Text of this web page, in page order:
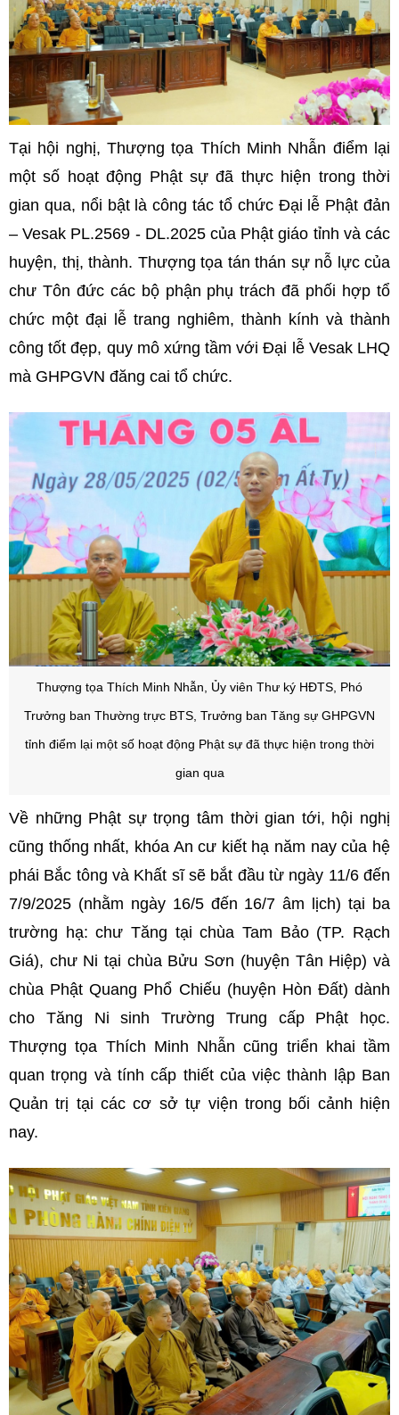
Tại hội nghị, Thượng tọa Thích Minh Nhẫn điểm lại
một số hoạt động Phật sự đã thực hiện trong thời
gian qua, nổi bật là công tác tổ chức Đại lễ Phật đản
– Vesak PL.2569 - DL.2025 của Phật giáo tỉnh và các
huyện, thị, thành. Thượng tọa tán thán sự nỗ lực của
chư Tôn đức các bộ phận phụ trách đã phối hợp tổ
chức một đại lễ trang nghiêm, thành kính và thành
công tốt đẹp, quy mô xứng tầm với Đại lễ Vesak LHQ
mà GHPGVN đăng cai tổ chức.
Thượng tọa Thích Minh Nhẫn, Ủy viên Thư ký HĐTS, Phó
Trưởng ban Thường trực BTS, Trưởng ban Tăng sự GHPGVN
tỉnh điểm lại một số hoạt động Phật sự đã thực hiện trong thời
gian qua
Về những Phật sự trọng tâm thời gian tới, hội nghị
cũng thống nhất, khóa An cư kiết hạ năm nay của hệ
phái Bắc tông và Khất sĩ sẽ bắt đầu từ ngày 11/6 đến
7/9/2025 (nhằm ngày 16/5 đến 16/7 âm lịch) tại ba
trường hạ: chư Tăng tại chùa Tam Bảo (TP. Rạch
Giá), chư Ni tại chùa Bửu Sơn (huyện Tân Hiệp) và
chùa Phật Quang Phổ Chiếu (huyện Hòn Đất) dành
cho Tăng Ni sinh Trường Trung cấp Phật học.
Thượng tọa Thích Minh Nhẫn cũng triển khai tầm
quan trọng và tính cấp thiết của việc thành lập Ban
Quản trị tại các cơ sở tự viện trong bối cảnh hiện
nay.